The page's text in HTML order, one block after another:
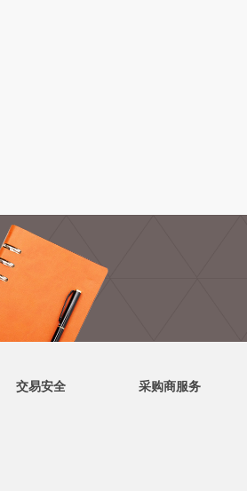
交易安全 采购商服务